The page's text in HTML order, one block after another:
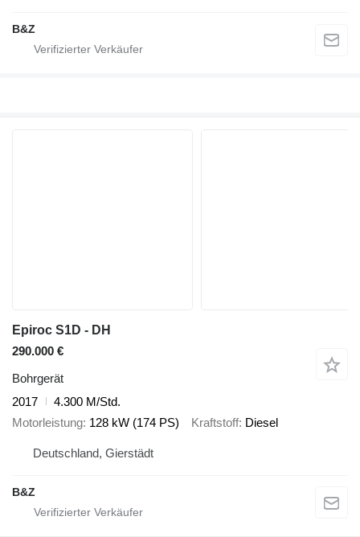
B&Z
Epiroc S1D - DH
290.000 €
Bohrgerät
2017
4.300 M/Std.
Motorleistung 128 kW (174 PS) Kraftstoff Diesel
Deutschland, Gierstädt
B&Z